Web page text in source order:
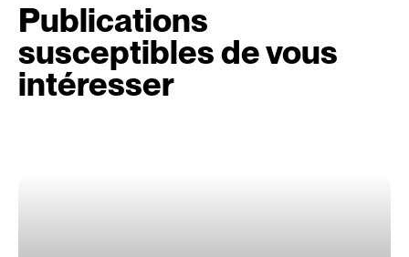
Publications
susceptibles de vous
intéresser